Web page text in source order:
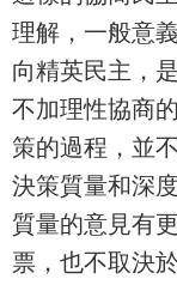
理解，一般意
向精英民主，
不加理性協商
策的過程，並
決策質量和深
質量的意見有
票，也不取決